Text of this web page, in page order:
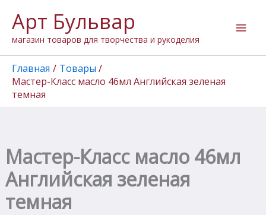
содержимому
Арт Бульвар
магазин товаров для творчества и рукоделия
Главная
Товары
Мастер-Класс масло 46мл Английская зеленая
темная
Мастер-Класс масло 46мл
Английская зеленая
темная
товара
Мастер-
Класс
масло
46мл
Английская
зеленая
темная